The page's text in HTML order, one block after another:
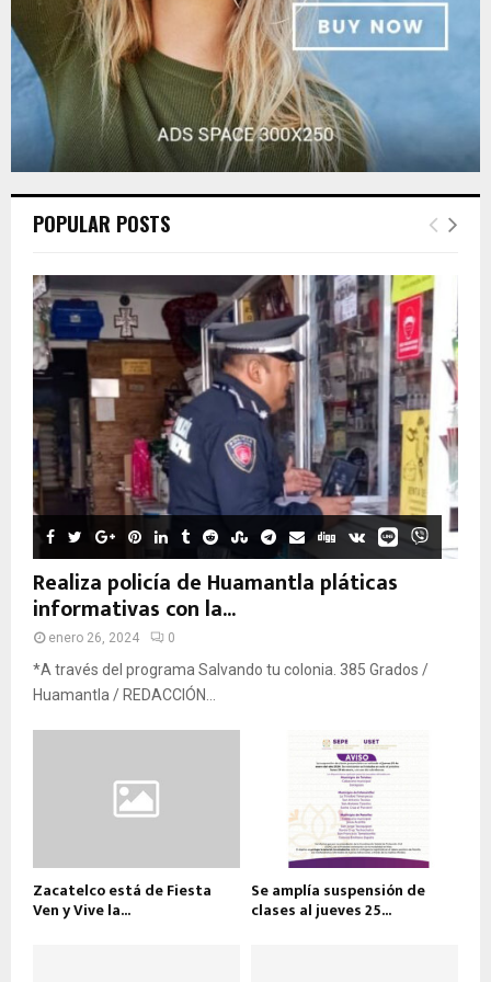
POPULAR POSTS
Realiza policía de Huamantla pláticas
informativas con la...
enero 26, 2024 0
*A través del programa Salvando tu colonia. 385 Grados /
Huamantla / REDACCIÓN...
Zacatelco está de Fiesta
Ven y Vive la...
Se amplía suspensión de
clases al jueves 25...